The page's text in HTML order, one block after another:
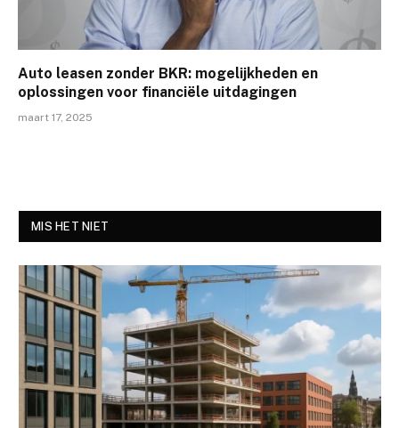
Auto leasen zonder BKR: mogelijkheden en
oplossingen voor financiële uitdagingen
maart 17, 2025
MIS HET NIET